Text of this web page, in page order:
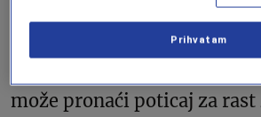
u decembru prošle godine,
mnogo manje brojke.
može pronaći poticaj za rast
Prihvatam